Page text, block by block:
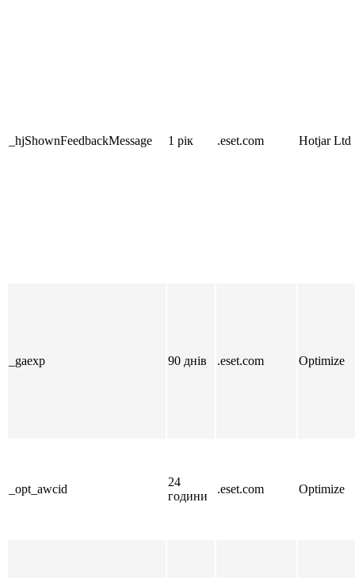
_hjShownFeedbackMessage 1 рік .eset.com Hotjar Ltd
_gaexp 90 днів .eset.com Optimize
_opt_awcid
24
години
.eset.com Optimize